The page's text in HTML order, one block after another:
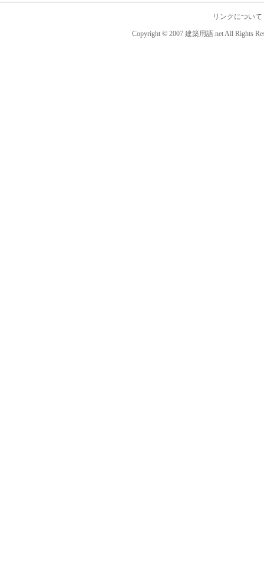
リンクについて
Copyright © 2007 建築用語.net All Rights